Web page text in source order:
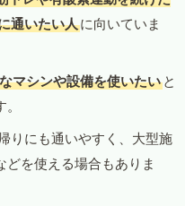
通いたい人に向いていま
マシンや設備を使いたい と
りにも通いやすく、大型施
を使える場合もありま